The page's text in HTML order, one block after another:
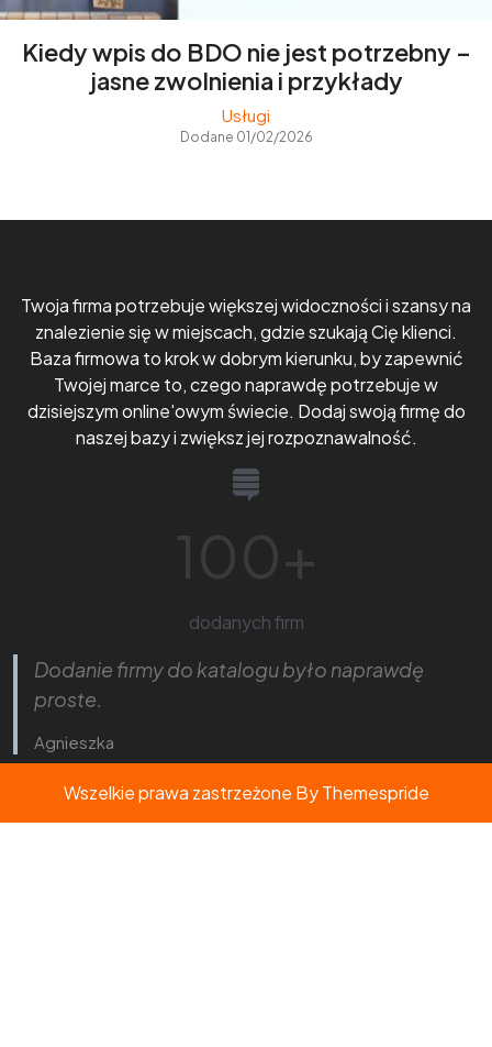
Kiedy wpis do BDO nie jest potrzebny –
jasne zwolnienia i przykłady
Usługi
Dodane 01/02/2026
Twoja firma potrzebuje większej widoczności i szansy na
znalezienie się w miejscach, gdzie szukają Cię klienci.
Baza firmowa to krok w dobrym kierunku, by zapewnić
Twojej marce to, czego naprawdę potrzebuje w
dzisiejszym online'owym świecie. Dodaj swoją firmę do
naszej bazy i zwiększ jej rozpoznawalność.
100+
dodanych firm
Dodanie firmy do katalogu było naprawdę
proste.
Agnieszka
Wszelkie prawa zastrzeżone By Themespride